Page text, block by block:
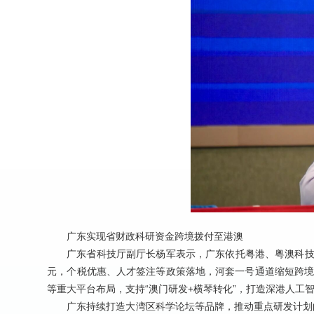
广东实现省财政科研资金跨境拨付至港澳
广东省科技厅副厅长杨军表示，广东依托粤港、粤澳科
元，个税优惠、人才签注等政策落地，河套一号通道缩短跨
等重大平台布局，支持“澳门研发+横琴转化”，打造深港人
广东持续打造大湾区科学论坛等品牌，推动重点研发计